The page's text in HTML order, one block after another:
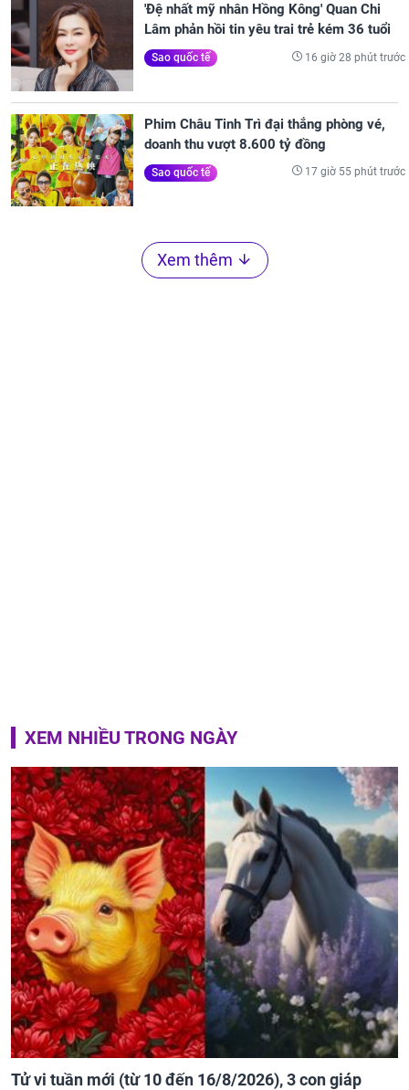
'Đệ nhất mỹ nhân Hồng Kông' Quan Chi
Lâm phản hồi tin yêu trai trẻ kém 36 tuổi
Sao quốc tế 16 giờ 28 phút trước
Phim Châu Tinh Trì đại thắng phòng vé,
doanh thu vượt 8.600 tỷ đồng
Sao quốc tế 17 giờ 55 phút trước
Xem thêm
XEM NHIỀU TRONG NGÀY
Tử vi tuần mới (từ 10 đến 16/8/2026), 3 con giáp